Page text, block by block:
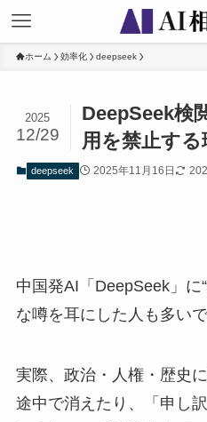
ホーム 効率化 deepseek
DeepSeek検
用を禁止する
2025
12/29
deepseek 2025年11月16日
中国発AI「DeepSeek」
な噂を耳にした人も多いで
実際、政治・人権・歴史
途中で消えたり、「申し